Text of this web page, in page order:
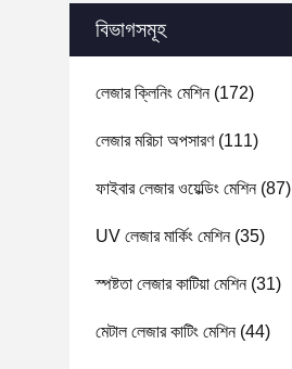
বিভাগসমূহ
লেজার ক্লিনিং মেশিন(172)
লেজার মরিচা অপসারণ(111)
ফাইবার লেজার ওয়েল্ডিং মেশিন(87)
UV লেজার মার্কিং মেশিন(35)
স্পষ্টতা লেজার কাটিয়া মেশিন(31)
মেটাল লেজার কাটিং মেশিন(44)